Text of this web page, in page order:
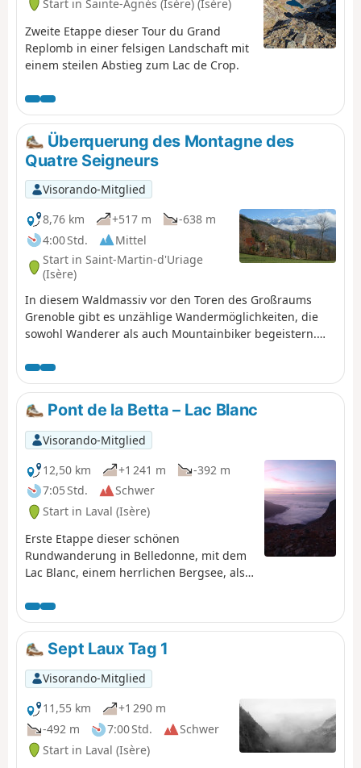
Start in Sainte-Agnès (Isère) (Isère)
Zweite Etappe dieser Tour du Grand
Replomb in einer felsigen Landschaft mit
einem steilen Abstieg zum Lac de Crop.
Überquerung des Montagne des
Quatre Seigneurs
Visorando-Mitglied
8,76 km
+517 m
-638 m
4:00 Std.
Mittel
Start in Saint-Martin-d'Uriage
(Isère)
In diesem Waldmassiv vor den Toren des Großraums
Grenoble gibt es unzählige Wandermöglichkeiten, die
sowohl Wanderer als auch Mountainbiker begeistern.
d'Uriage mit Eybens verbindet, besteht darin, dass sie
abwechslungsreiche Ausblicke bietet, zunächst auf das
Belledonne-Massiv und dann auf die „Hauptstadt der
Alpen“, die vom Vercors und der Chartreuse überragt
wird.
Pont de la Betta – Lac Blanc
Visorando-Mitglied
12,50 km
+1 241 m
-392 m
7:05 Std.
Schwer
Start in Laval (Isère)
Erste Etappe dieser schönen
Rundwanderung in Belledonne, mit dem
Lac Blanc, einem herrlichen Bergsee, als
Sept Laux Tag 1
Visorando-Mitglied
11,55 km
+1 290 m
-492 m
7:00 Std.
Schwer
Start in Laval (Isère)